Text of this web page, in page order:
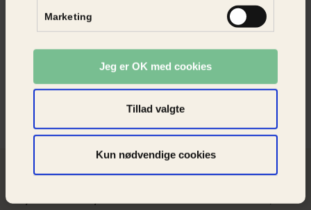
Marketing
Jeg er OK med cookies
Tillad valgte
Kun nødvendige cookies
dig for at sikre, at livet med hunden bliver så
godt, som du drømmer om. Nogle racer har
andre trives bedre med kortere ture og flere
STØT DYRENE